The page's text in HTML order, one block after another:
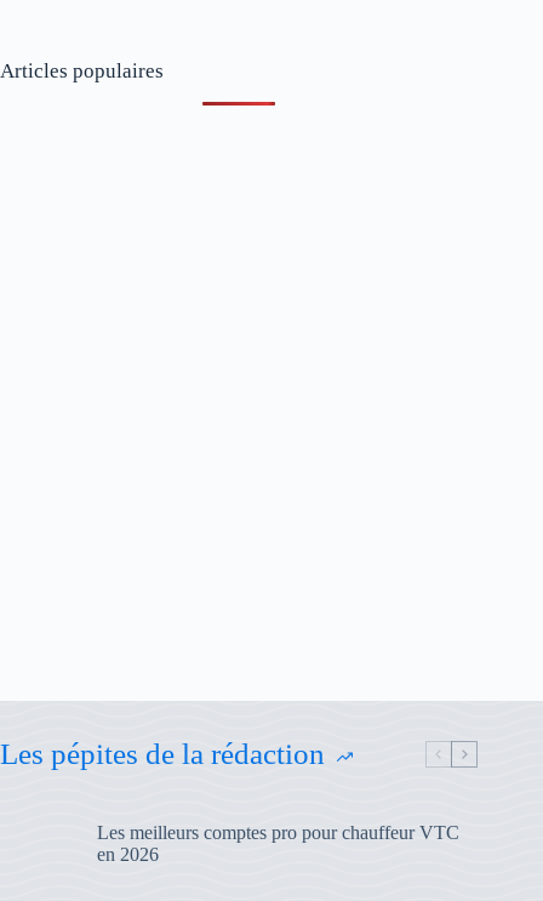
Articles populaires
Les pépites de la rédaction
Les meilleurs comptes pro pour chauffeur VTC
en 2026